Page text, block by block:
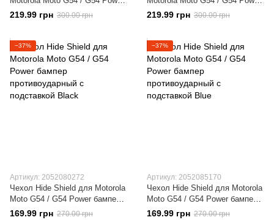
бампер противоударный Red
219.99 грн 300.00 грн
бампер противоударный Gray
219.99 грн 300.00 грн
−37%
Артикул: 2052080272
Чехол Hide Shield для Motorola
Moto G54 / G54 Power бампер
противоударный с подставкой
169.99 грн 270.00 грн
−37%
Артикул: 2052085170
Чехол Hide Shield для Motorola
Moto G54 / G54 Power бампер
противоударный с подставкой
169.99 грн 270.00 грн